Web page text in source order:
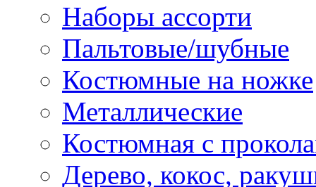
Наборы ассорти
Пальтовые/шубные
Костюмные на ножке
Металлические
Костюмная с
Дерево, кокос,